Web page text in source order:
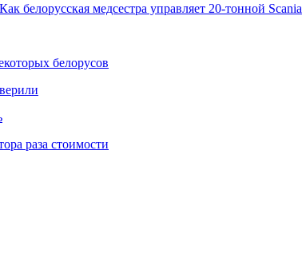
белорусская медсестра управляет 20-тонной Scania
белорусов
раза стоимости